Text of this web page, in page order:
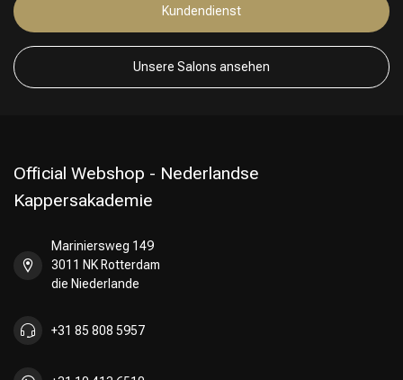
Kundendienst
Unsere Salons ansehen
Official Webshop - Nederlandse
Kappersakademie
Mariniersweg 149
3011 NK Rotterdam
die Niederlande
+31 85 808 5957